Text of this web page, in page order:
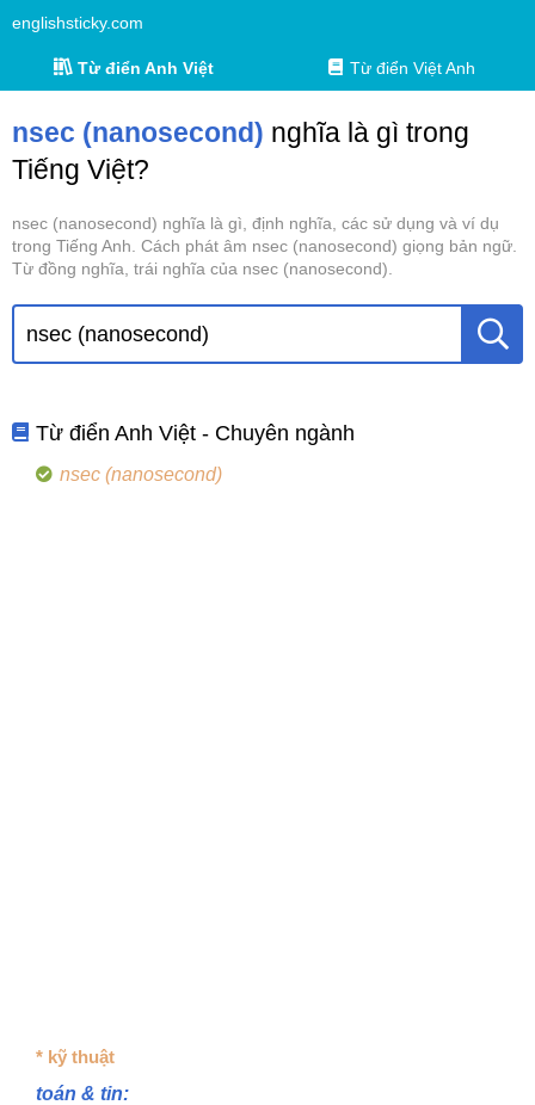
englishsticky.com
Từ điển Anh Việt Từ điển Việt Anh
nsec (nanosecond) nghĩa là gì trong
Tiếng Việt?
nsec (nanosecond) nghĩa là gì, định nghĩa, các sử dụng và ví dụ
trong Tiếng Anh. Cách phát âm nsec (nanosecond) giọng bản ngữ.
Từ đồng nghĩa, trái nghĩa của nsec (nanosecond).
Từ điển Anh Việt - Chuyên ngành
nsec (nanosecond)
* kỹ thuật
toán & tin: